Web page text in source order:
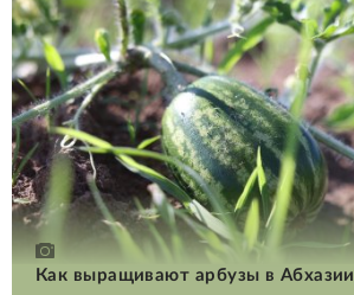
Как выращивают арбузы в Абхазии